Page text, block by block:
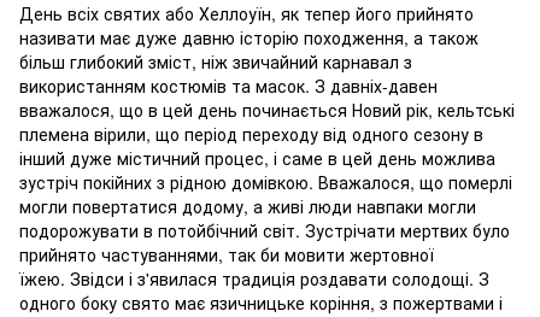
День всіх святих або Хеллоуїн, як тепер його прийнято
називати має дуже давню історію походження, а також
більш глибокий зміст, ніж звичайний карнавал з
використанням костюмів та масок. З давніх-давен
вважалося, що в цей день починається Новий рік, кельтські
племена вірили, що період переходу від одного сезону в
інший дуже містичний процес, і саме в цей день можлива
зустріч покійних з рідною домівкою. Вважалося, що померлі
могли повертатися додому, а живі люди навпаки могли
подорожувати в потойбічний світ. Зустрічати мертвих було
прийнято частуваннями, так би мовити жертовної
їжею. Звідси і з'явилася традиція роздавати солодощі. З
одного боку свято має язичницьке коріння, з пожертвами і